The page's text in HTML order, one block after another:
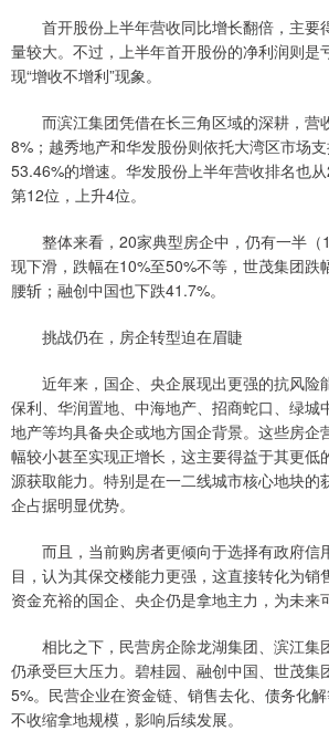
首开股份上半年营收同比增长翻倍，主要
量较大。不过，上半年首开股份的净利润则是
现“增收不增利”现象。
而滨江集团凭借在长三角区域的深耕，营
8%；越秀地产和华发股份则依托大湾区市场
53.46%的增速。华发股份上半年营收排名也
第12位，上升4位。
整体来看，20家典型房企中，仍有一半（
现下滑，跌幅在10%至50%不等，世茂集团跌
腰斩；融创中国也下跌41.7%。
挑战仍在，房企转型迫在眉睫
近年来，国企、央企展现出更强的抗风险
保利、华润置地、中海地产、招商蛇口、绿城
地产等均具备央企或地方国企背景。这些房企
幅较小甚至实现正增长，这主要得益于其更低
源获取能力。特别是在一二线城市核心地块的
企占据明显优势。
而且，当前购房者更倾向于选择有政府信
目，认为其保交楼能力更强，这直接转化为销
资金充裕的国企、央企仍是拿地主力，为未来
相比之下，民营房企除龙湖集团、滨江集
仍承受巨大压力。碧桂园、融创中国、世茂集
5%。民营企业在资金链、销售去化、债务化
不收缩拿地规模，影响后续发展。